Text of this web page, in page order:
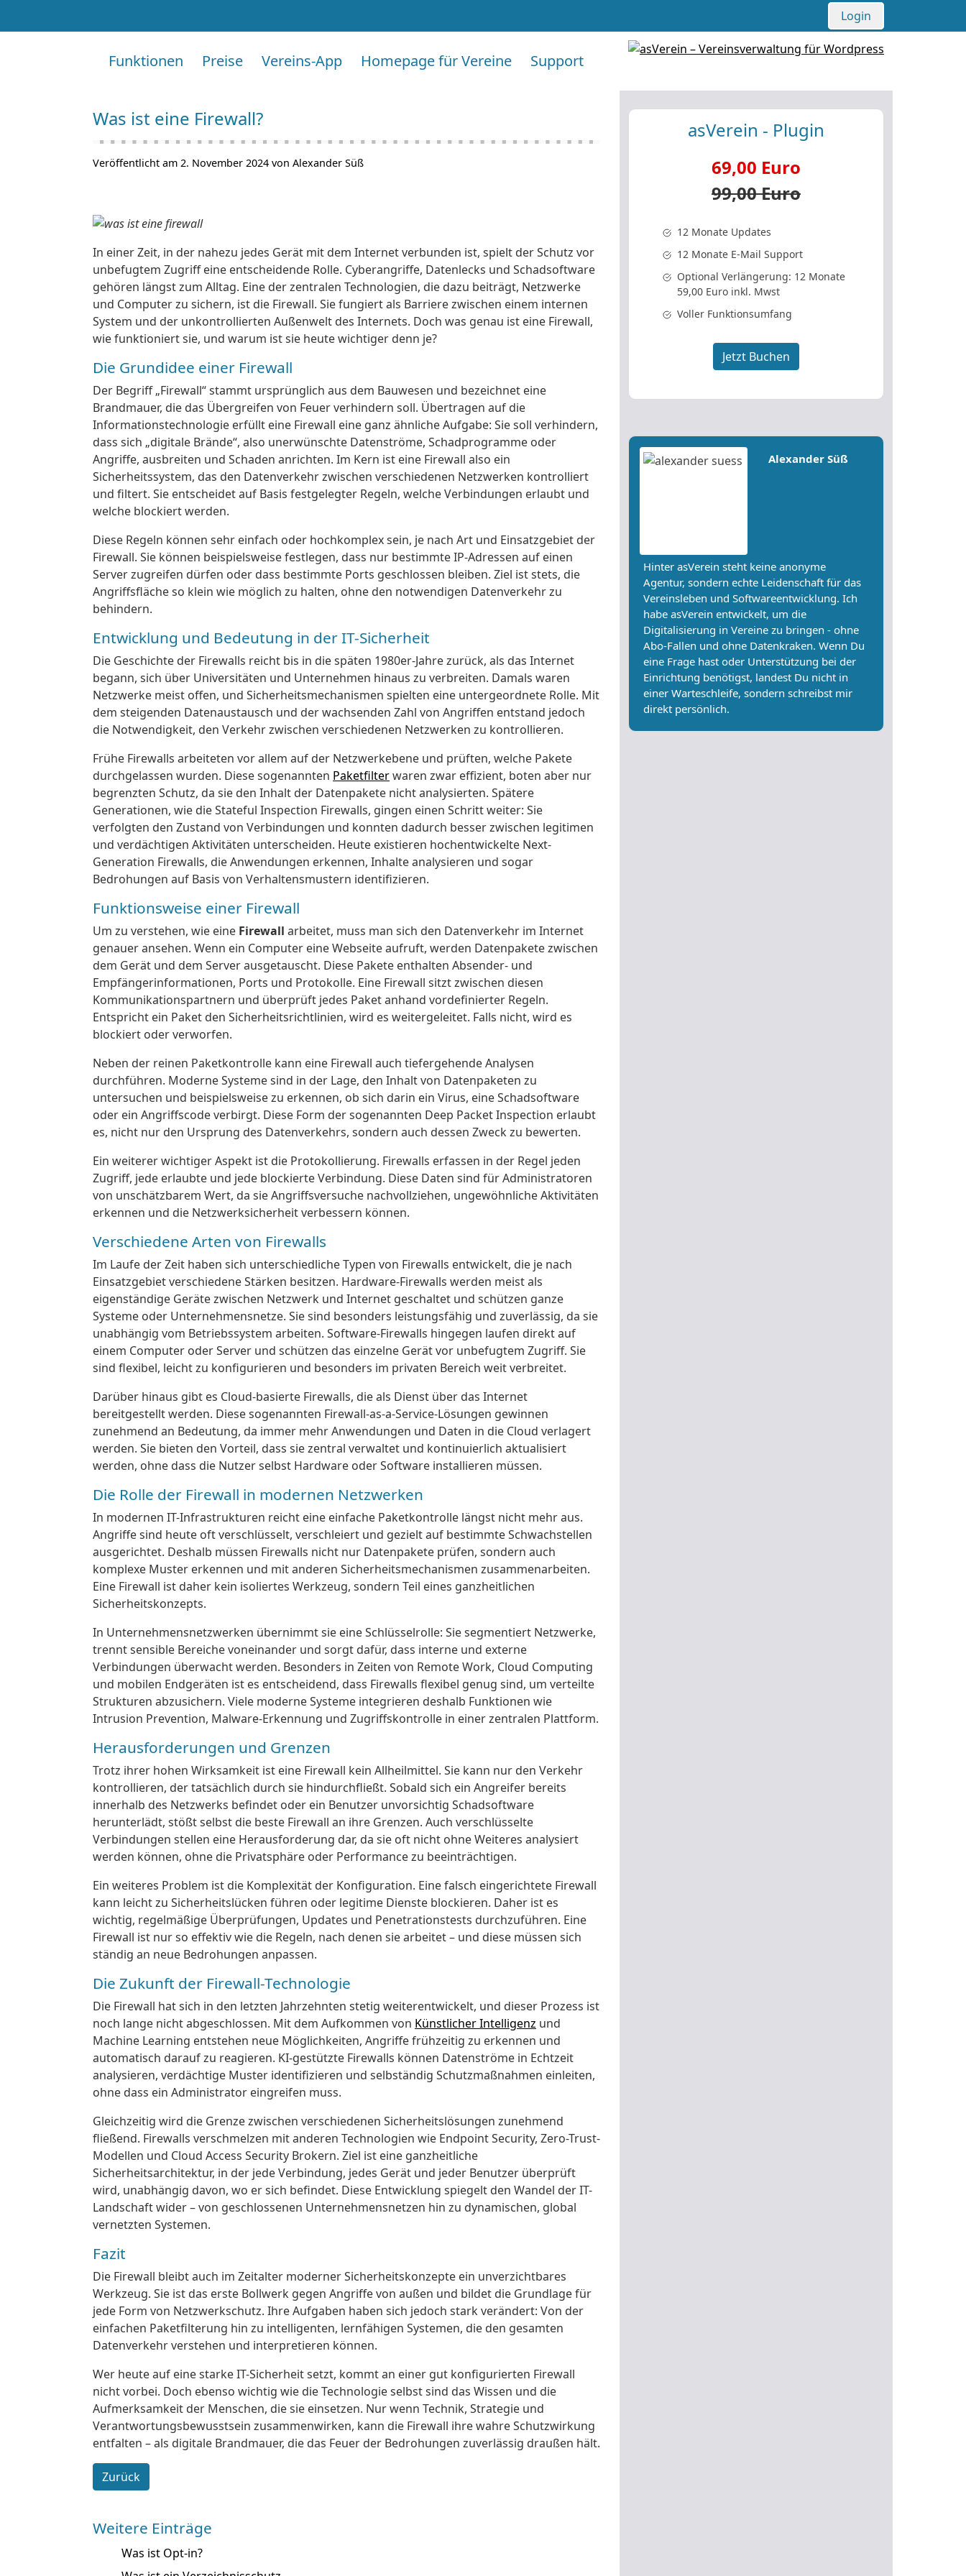
Login
Funktionen Preise Vereins-App Homepage für Vereine Support
Was ist eine Firewall?
Veröffentlicht am 2. November 2024 von Alexander Süß
In einer Zeit, in der nahezu jedes Gerät mit dem Internet verbunden ist, spielt der Schutz vor
unbefugtem Zugriff eine entscheidende Rolle. Cyberangriffe, Datenlecks und Schadsoftware
gehören längst zum Alltag. Eine der zentralen Technologien, die dazu beiträgt, Netzwerke
und Computer zu sichern, ist die Firewall. Sie fungiert als Barriere zwischen einem internen
System und der unkontrollierten Außenwelt des Internets. Doch was genau ist eine Firewall,
wie funktioniert sie, und warum ist sie heute wichtiger denn je?
Die Grundidee einer Firewall
Der Begriff „Firewall“ stammt ursprünglich aus dem Bauwesen und bezeichnet eine
Brandmauer, die das Übergreifen von Feuer verhindern soll. Übertragen auf die
Informationstechnologie erfüllt eine Firewall eine ganz ähnliche Aufgabe: Sie soll verhindern,
dass sich „digitale Brände“, also unerwünschte Datenströme, Schadprogramme oder
Angriffe, ausbreiten und Schaden anrichten. Im Kern ist eine Firewall also ein
Sicherheitssystem, das den Datenverkehr zwischen verschiedenen Netzwerken kontrolliert
und filtert. Sie entscheidet auf Basis festgelegter Regeln, welche Verbindungen erlaubt und
welche blockiert werden.
Diese Regeln können sehr einfach oder hochkomplex sein, je nach Art und Einsatzgebiet der
Firewall. Sie können beispielsweise festlegen, dass nur bestimmte IP-Adressen auf einen
Server zugreifen dürfen oder dass bestimmte Ports geschlossen bleiben. Ziel ist stets, die
Angriffsfläche so klein wie möglich zu halten, ohne den notwendigen Datenverkehr zu
behindern.
Entwicklung und Bedeutung in der IT-Sicherheit
Die Geschichte der Firewalls reicht bis in die späten 1980er-Jahre zurück, als das Internet
begann, sich über Universitäten und Unternehmen hinaus zu verbreiten. Damals waren
Netzwerke meist offen, und Sicherheitsmechanismen spielten eine untergeordnete Rolle. Mit
dem steigenden Datenaustausch und der wachsenden Zahl von Angriffen entstand jedoch
die Notwendigkeit, den Verkehr zwischen verschiedenen Netzwerken zu kontrollieren.
Frühe Firewalls arbeiteten vor allem auf der Netzwerkebene und prüften, welche Pakete
durchgelassen wurden. Diese sogenannten Paketfilterwaren zwar effizient, boten aber nur
begrenzten Schutz, da sie den Inhalt der Datenpakete nicht analysierten. Spätere
Generationen, wie die Stateful Inspection Firewalls, gingen einen Schritt weiter: Sie
verfolgten den Zustand von Verbindungen und konnten dadurch besser zwischen legitimen
und verdächtigen Aktivitäten unterscheiden. Heute existieren hochentwickelte Next-
Generation Firewalls, die Anwendungen erkennen, Inhalte analysieren und sogar
Bedrohungen auf Basis von Verhaltensmustern identifizieren.
Funktionsweise einer Firewall
Um zu verstehen, wie eine Firewall arbeitet, muss man sich den Datenverkehr im Internet
genauer ansehen. Wenn ein Computer eine Webseite aufruft, werden Datenpakete zwischen
dem Gerät und dem Server ausgetauscht. Diese Pakete enthalten Absender- und
Empfängerinformationen, Ports und Protokolle. Eine Firewall sitzt zwischen diesen
Kommunikationspartnern und überprüft jedes Paket anhand vordefinierter Regeln.
Entspricht ein Paket den Sicherheitsrichtlinien, wird es weitergeleitet. Falls nicht, wird es
blockiert oder verworfen.
Neben der reinen Paketkontrolle kann eine Firewall auch tiefergehende Analysen
durchführen. Moderne Systeme sind in der Lage, den Inhalt von Datenpaketen zu
untersuchen und beispielsweise zu erkennen, ob sich darin ein Virus, eine Schadsoftware
oder ein Angriffscode verbirgt. Diese Form der sogenannten Deep Packet Inspection erlaubt
es, nicht nur den Ursprung des Datenverkehrs, sondern auch dessen Zweck zu bewerten.
Ein weiterer wichtiger Aspekt ist die Protokollierung. Firewalls erfassen in der Regel jeden
Zugriff, jede erlaubte und jede blockierte Verbindung. Diese Daten sind für Administratoren
von unschätzbarem Wert, da sie Angriffsversuche nachvollziehen, ungewöhnliche Aktivitäten
erkennen und die Netzwerksicherheit verbessern können.
Verschiedene Arten von Firewalls
Im Laufe der Zeit haben sich unterschiedliche Typen von Firewalls entwickelt, die je nach
Einsatzgebiet verschiedene Stärken besitzen. Hardware-Firewalls werden meist als
eigenständige Geräte zwischen Netzwerk und Internet geschaltet und schützen ganze
Systeme oder Unternehmensnetze. Sie sind besonders leistungsfähig und zuverlässig, da sie
unabhängig vom Betriebssystem arbeiten. Software-Firewalls hingegen laufen direkt auf
einem Computer oder Server und schützen das einzelne Gerät vor unbefugtem Zugriff. Sie
sind flexibel, leicht zu konfigurieren und besonders im privaten Bereich weit verbreitet.
Darüber hinaus gibt es Cloud-basierte Firewalls, die als Dienst über das Internet
bereitgestellt werden. Diese sogenannten Firewall-as-a-Service-Lösungen gewinnen
zunehmend an Bedeutung, da immer mehr Anwendungen und Daten in die Cloud verlagert
werden. Sie bieten den Vorteil, dass sie zentral verwaltet und kontinuierlich aktualisiert
werden, ohne dass die Nutzer selbst Hardware oder Software installieren müssen.
Die Rolle der Firewall in modernen Netzwerken
In modernen IT-Infrastrukturen reicht eine einfache Paketkontrolle längst nicht mehr aus.
Angriffe sind heute oft verschlüsselt, verschleiert und gezielt auf bestimmte Schwachstellen
ausgerichtet. Deshalb müssen Firewalls nicht nur Datenpakete prüfen, sondern auch
komplexe Muster erkennen und mit anderen Sicherheitsmechanismen zusammenarbeiten.
Eine Firewall ist daher kein isoliertes Werkzeug, sondern Teil eines ganzheitlichen
Sicherheitskonzepts.
In Unternehmensnetzwerken übernimmt sie eine Schlüsselrolle: Sie segmentiert Netzwerke,
trennt sensible Bereiche voneinander und sorgt dafür, dass interne und externe
Verbindungen überwacht werden. Besonders in Zeiten von Remote Work, Cloud Computing
und mobilen Endgeräten ist es entscheidend, dass Firewalls flexibel genug sind, um verteilte
Strukturen abzusichern. Viele moderne Systeme integrieren deshalb Funktionen wie
Intrusion Prevention, Malware-Erkennung und Zugriffskontrolle in einer zentralen Plattform.
Herausforderungen und Grenzen
Trotz ihrer hohen Wirksamkeit ist eine Firewall kein Allheilmittel. Sie kann nur den Verkehr
kontrollieren, der tatsächlich durch sie hindurchfließt. Sobald sich ein Angreifer bereits
innerhalb des Netzwerks befindet oder ein Benutzer unvorsichtig Schadsoftware
herunterlädt, stößt selbst die beste Firewall an ihre Grenzen. Auch verschlüsselte
Verbindungen stellen eine Herausforderung dar, da sie oft nicht ohne Weiteres analysiert
werden können, ohne die Privatsphäre oder Performance zu beeinträchtigen.
Ein weiteres Problem ist die Komplexität der Konfiguration. Eine falsch eingerichtete Firewall
kann leicht zu Sicherheitslücken führen oder legitime Dienste blockieren. Daher ist es
wichtig, regelmäßige Überprüfungen, Updates und Penetrationstests durchzuführen. Eine
Firewall ist nur so effektiv wie die Regeln, nach denen sie arbeitet – und diese müssen sich
ständig an neue Bedrohungen anpassen.
Die Zukunft der Firewall-Technologie
Die Firewall hat sich in den letzten Jahrzehnten stetig weiterentwickelt, und dieser Prozess ist
noch lange nicht abgeschlossen. Mit dem Aufkommen von Künstlicher Intelligenz und
Machine Learning entstehen neue Möglichkeiten, Angriffe frühzeitig zu erkennen und
automatisch darauf zu reagieren. KI-gestützte Firewalls können Datenströme in Echtzeit
analysieren, verdächtige Muster identifizieren und selbständig Schutzmaßnahmen einleiten,
ohne dass ein Administrator eingreifen muss.
Gleichzeitig wird die Grenze zwischen verschiedenen Sicherheitslösungen zunehmend
fließend. Firewalls verschmelzen mit anderen Technologien wie Endpoint Security, Zero-Trust-
Modellen und Cloud Access Security Brokern. Ziel ist eine ganzheitliche
Sicherheitsarchitektur, in der jede Verbindung, jedes Gerät und jeder Benutzer überprüft
wird, unabhängig davon, wo er sich befindet. Diese Entwicklung spiegelt den Wandel der IT-
Landschaft wider – von geschlossenen Unternehmensnetzen hin zu dynamischen, global
vernetzten Systemen.
Fazit
Die Firewall bleibt auch im Zeitalter moderner Sicherheitskonzepte ein unverzichtbares
Werkzeug. Sie ist das erste Bollwerk gegen Angriffe von außen und bildet die Grundlage für
jede Form von Netzwerkschutz. Ihre Aufgaben haben sich jedoch stark verändert: Von der
einfachen Paketfilterung hin zu intelligenten, lernfähigen Systemen, die den gesamten
Datenverkehr verstehen und interpretieren können.
Wer heute auf eine starke IT-Sicherheit setzt, kommt an einer gut konfigurierten Firewall
nicht vorbei. Doch ebenso wichtig wie die Technologie selbst sind das Wissen und die
Aufmerksamkeit der Menschen, die sie einsetzen. Nur wenn Technik, Strategie und
Verantwortungsbewusstsein zusammenwirken, kann die Firewall ihre wahre Schutzwirkung
entfalten – als digitale Brandmauer, die das Feuer der Bedrohungen zuverlässig draußen hält.
Zurück
Weitere Einträge
Was ist Opt-in?
asVerein - Plugin
69,00 Euro
99,00 Euro
12 Monate Updates
12 Monate E-Mail Support
Optional Verlängerung: 12 Monate
59,00 Euro inkl. Mwst
Voller Funktionsumfang
Jetzt Buchen
Alexander Süß
Hinter asVerein steht keine anonyme
Agentur, sondern echte Leidenschaft für das
Vereinsleben und Softwareentwicklung. Ich
habe asVerein entwickelt, um die
Digitalisierung in Vereine zu bringen - ohne
Abo-Fallen und ohne Datenkraken. Wenn Du
eine Frage hast oder Unterstützung bei der
Einrichtung benötigst, landest Du nicht in
einer Warteschleife, sondern schreibst mir
direkt persönlich.